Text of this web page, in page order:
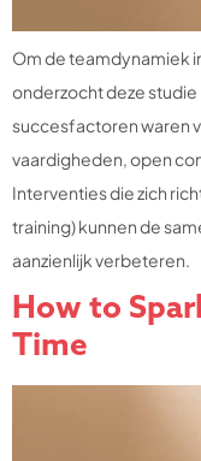
Om de teamdynamiek
onderzocht deze
succesfactoren waren
vaardigheden, open
Interventies die zich
training) kunnen de
aanzienlijk verbeteren.
How to
Time